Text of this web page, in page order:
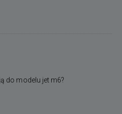
do modelu jet m6?